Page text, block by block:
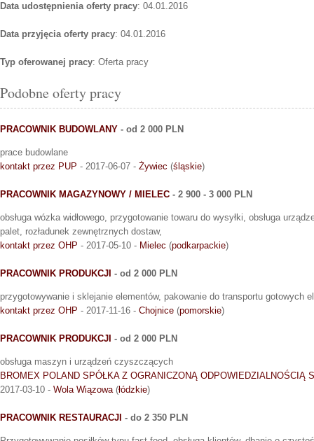
Data udostępnienia oferty pracy: 04.01.2016
Data przyjęcia oferty pracy: 04.01.2016
Typ oferowanej pracy: Oferta pracy
Podobne oferty pracy
PRACOWNIK BUDOWLANY - od 2 000 PLN
prace budowlane
kontakt przez PUP - 2017-06-07 - Żywiec (śląskie)
PRACOWNIK MAGAZYNOWY / MIELEC - 2 900 - 3 000 PLN
obsługa wózka widłowego, przygotowanie towaru do wysyłki, obsługa
palet, rozładunek zewnętrznych dostaw,
kontakt przez OHP - 2017-05-10 - Mielec (podkarpackie)
PRACOWNIK PRODUKCJI - od 2 000 PLN
przygotowywanie i sklejanie elementów, pakowanie do transportu gotowych
kontakt przez OHP - 2017-11-16 - Chojnice (pomorskie)
PRACOWNIK PRODUKCJI - od 2 000 PLN
obsługa maszyn i urządzeń czyszczących
BROMEX POLAND SPÓŁKA Z OGRANICZONĄ ODPOWIEDZIALNOŚCIĄ
2017-03-10 - Wola Wiązowa(łódzkie)
PRACOWNIK RESTAURACJI - do 2 350 PLN